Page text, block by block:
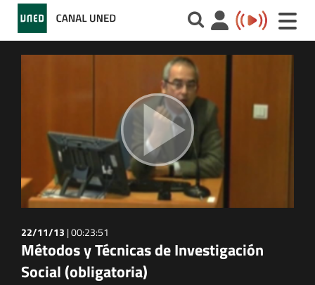
Toggle
22/11/13 |00:23:51
Métodos y Técnicas de Investigación
Social (obligatoria)